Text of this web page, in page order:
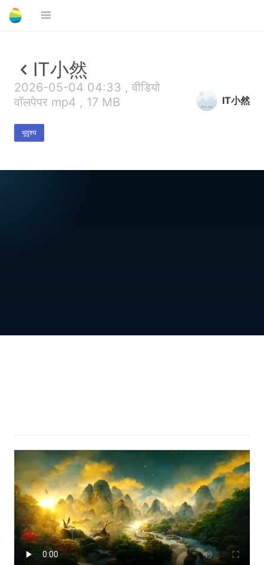
IT小然
2026-05-04 04:33 , वीडियो
वॉलपेपर mp4 , 17 MB
भूदृश्य
IT小然